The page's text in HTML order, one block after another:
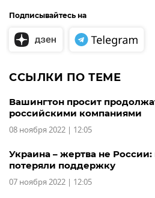
Подписывайтесь на
ССЫЛКИ ПО ТЕМЕ
Вашингтон просит
российскими компаниями
08 ноября 2022 | 12:05
Украина – жертва не
потеряли поддержку
07 ноября 2022 | 12:05